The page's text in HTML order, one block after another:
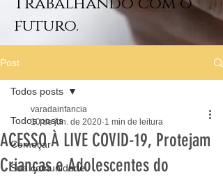
futuro.
Post
Todos posts
Começar
Sua comunidade
Todos posts
ACESSO À LIVE COVID-19, Protejam
Crianças e Adolescentes do
varadainfancia
10 de jun. de 2020 1 min de leitura